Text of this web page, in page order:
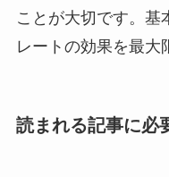
ことが大切です。基
レートの効果を最大
読まれる記事に必